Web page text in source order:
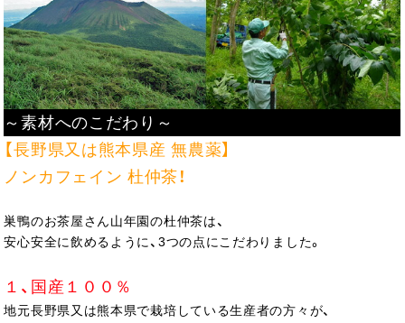
～素材へのこだわり～
【長野県又は熊本県産 無農薬】
ノンカフェイン 杜仲茶！
巣鴨のお茶屋さん山年園の杜仲茶は、
安心安全に飲めるように、3つの点にこだわりました。
１、国産１００％
地元長野県又は熊本県で栽培している生産者の方々が、